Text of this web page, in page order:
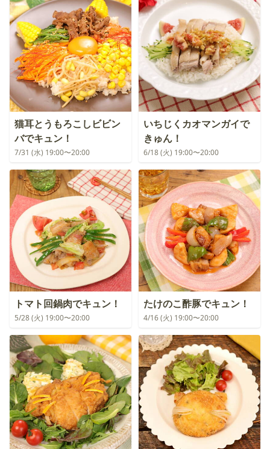
猫耳とうもろこしビビン
バでキュン！
7/31 (水) 19:00〜20:00
いちじくカオマンガイで
きゅん！
6/18 (火) 19:00〜20:00
トマト回鍋肉でキュン！
5/28 (火) 19:00〜20:00
たけのこ酢豚でキュン！
4/16 (火) 19:00〜20:00